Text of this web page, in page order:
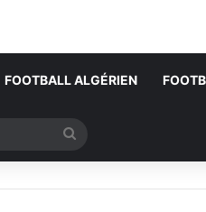
FOOTBALL ALGÉRIEN